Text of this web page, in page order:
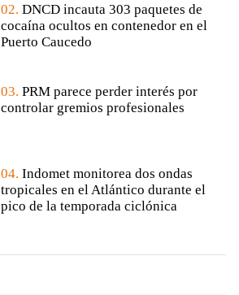
02. DNCD incauta 303 paquetes de
cocaína ocultos en contenedor en el
Puerto Caucedo
03. PRM parece perder interés por
controlar gremios profesionales
04. Indomet monitorea dos ondas
tropicales en el Atlántico durante el
pico de la temporada ciclónica